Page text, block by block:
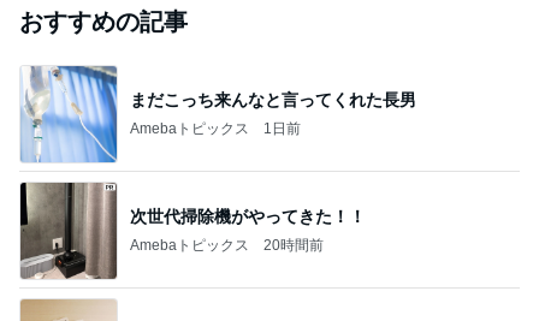
おすすめの記事
まだこっち来んなと言ってくれた長男
Amebaトピックス 1日前
次世代掃除機がやってきた！！
Amebaトピックス 20時間前